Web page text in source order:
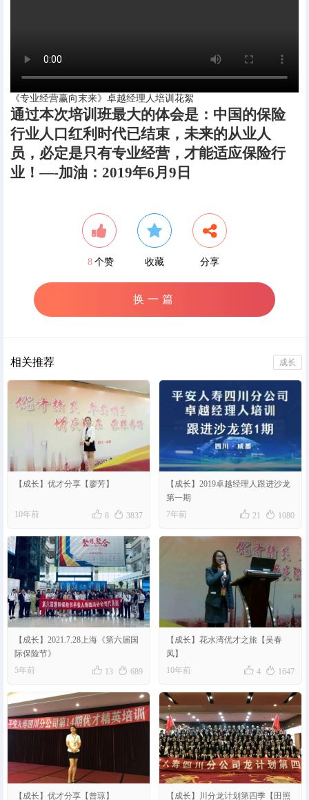
《专业经营赢向末来》卓越经理人培训花絮
通过本次培训班最大的体会是：中国的保险
行业人口红利时代已结束，未来的从业人
员，必定是只有专业经营，才能适应保险行
业！—-加油：2019年6月9日
8 个赞 收藏 分享
换一篇
相关推荐 成长
【成长】优才分享【廖芳】
10年前  8  3837
【成长】2019卓越经理人跟进沙龙
第一期
7年前
 21  1080
【成长】2021.7.28上海《第六届国
际保险节》
5年前
 13  689
【成长】花水湾优才之旅【吴春
凤】
10年前
 4  1647
【成长】优才分享【曾琼】 【成长】川分龙计划第四季【田照